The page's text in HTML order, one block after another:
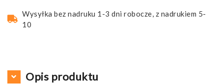
Wysyłka bez nadruku 1-3 dni robocze, z nadrukiem 5-
10
Opis produktu